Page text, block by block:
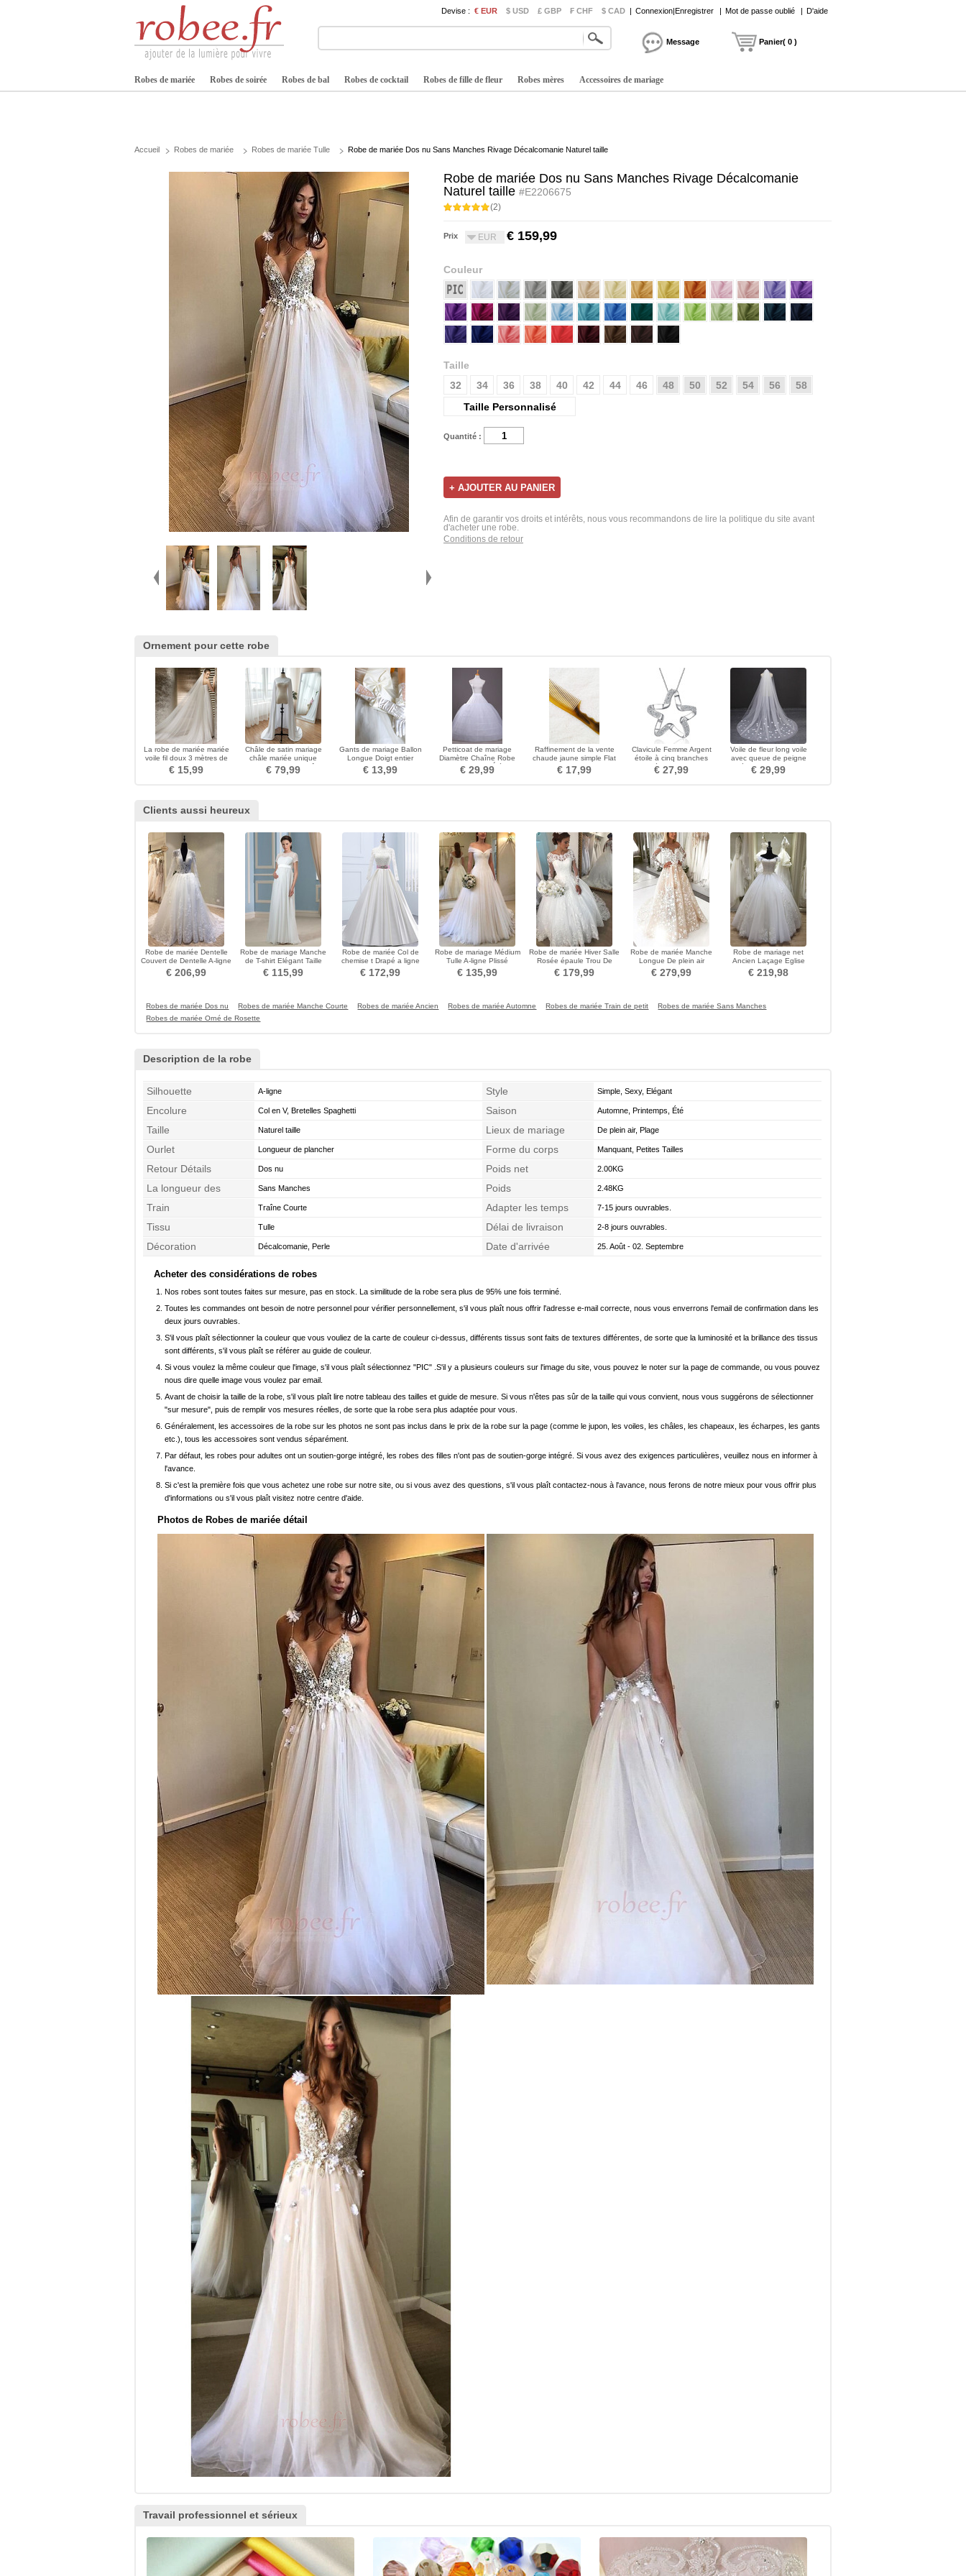
Devise : € EUR $ USD £ GBP ₣ CHF $ CAD | Connexion|Enregistrer | Mot de passe oublié | D'aide
Message Panier( 0 )
Robes de mariée Robes de soirée Robes de bal Robes de cocktail Robes de fille de fleur Robes mères Accessoires de mariage
Accueil Robes de mariée Robes de mariée Tulle Robe de mariée Dos nu Sans Manches Rivage Décalcomanie Naturel taille
Robe de mariée Dos nu Sans Manches Rivage Décalcomanie
Naturel taille #E2206675
(2)
Prix EUR € 159,99
Couleur
Taille
32
34 36 38 40 42 44 46 48 50 52 54 56
58
Taille Personnalisé
Quantité :
Afin de garantir vos droits et intérêts, nous vous recommandons de lire la politique du site avant
d'acheter une robe.
Conditions de retour
Ornement pour cette robe
La robe de mariée mariée
voile fil doux 3 mètres de
long et deux couches de
voile souple
€ 15,99
Châle de satin mariage
châle mariée unique
longueur 200CM châle
€ 79,99
Gants de mariage Ballon
Longue Doigt entier
multifonctionnel
€ 13,99
Petticoat de mariage
Diamètre Chaîne Robe
pleine Ajustable Élégant
€ 29,99
Raffinement de la vente
chaude jaune simple Flat
peigne boeuf tendon petit
miroir et peigne
€ 17,99
Clavicule Femme Argent
étoile à cinq branches
incrusté de diamants et
pendentif
€ 27,99
Voile de fleur long voile
avec queue de peigne
diadème de voile de luxe
€ 29,99
Clients aussi heureux
Robe de mariée Dentelle
Couvert de Dentelle A-ligne
Tube droit
€ 206,99
Robe de mariage Manche
de T-shirt Elégant Taille
haute Longueur au sol
€ 115,99
Robe de mariée Col de
chemise t Drapé a ligne
Manche Longue Printemps
€ 172,99
Robe de mariage Médium
Tulle A-ligne Plissé
Mancheron Longue
€ 135,99
Robe de mariée Hiver Salle
Rosée épaule Trou De
Serrure Naturel taille
€ 179,99
Robe de mariée Manche
Longue De plein air
Automne Dos nu gossamer
€ 279,99
Robe de mariage net
Ancien Laçage Eglise
Mancheron Train de petit
€ 219,98
Robes de mariée Dos nu Robes de mariée Manche Courte Robes de mariée Ancien Robes de mariée Automne Robes de mariée Train de petit
Robes de mariée Sans Manches
Robes de mariée Orné de Rosette
Description de la robe
Silhouette A-ligne Style Simple, Sexy, Elégant
Encolure Col en V, Bretelles Spaghetti Saison Automne, Printemps, Été
Taille Naturel taille Lieux de mariage De plein air, Plage
Ourlet Longueur de plancher Forme du corps Manquant, Petites Tailles
Retour Détails Dos nu Poids net 2.00KG
La longueur des
manches
Sans Manches Poids 2.48KG
Train Traîne Courte Adapter les temps 7-15 jours ouvrables.
Tissu Tulle Délai de livraison 2-8 jours ouvrables.
Décoration Décalcomanie, Perle Date d'arrivée 25. Août - 02. Septembre
Acheter des considérations de robes
Nos robes sont toutes faites sur mesure, pas en stock. La similitude de la robe sera plus de 95% une fois terminé.
Toutes les commandes ont besoin de notre personnel pour vérifier personnellement, s'il vous plaît nous offrir l'adresse e-mail correcte, nous vous enverrons l'email de confirmation dans les
deux jours ouvrables.
S'il vous plaît sélectionner la couleur que vous vouliez de la carte de couleur ci-dessus, différents tissus sont faits de textures différentes, de sorte que la luminosité et la brillance des tissus
sont différents, s'il vous plaît se référer au guide de couleur.
Si vous voulez la même couleur que l'image, s'il vous plaît sélectionnez "PIC" .S'il y a plusieurs couleurs sur l'image du site, vous pouvez le noter sur la page de commande, ou vous pouvez
nous dire quelle image vous voulez par email.
Avant de choisir la taille de la robe, s'il vous plaît lire notre tableau des tailles et guide de mesure. Si vous n'êtes pas sûr de la taille qui vous convient, nous vous suggérons de sélectionner
"sur mesure", puis de remplir vos mesures réelles, de sorte que la robe sera plus adaptée pour vous.
Généralement, les accessoires de la robe sur les photos ne sont pas inclus dans le prix de la robe sur la page (comme le jupon, les voiles, les châles, les chapeaux, les écharpes, les gants
etc.), tous les accessoires sont vendus séparément.
Par défaut, les robes pour adultes ont un soutien-gorge intégré, les robes des filles n'ont pas de soutien-gorge intégré. Si vous avez des exigences particulières, veuillez nous en informer à
l'avance.
Si c'est la première fois que vous achetez une robe sur notre site, ou si vous avez des questions, s'il vous plaît contactez-nous à l'avance, nous ferons de notre mieux pour vous offrir plus
d'informations ou s'il vous plaît visitez notre centre d'aide.
Photos de Robes de mariée détail
Travail professionnel et sérieux